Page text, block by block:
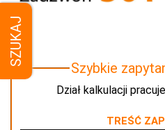
SZUKAJ
Szybkie
Dział kalkulacji
TREŚĆ